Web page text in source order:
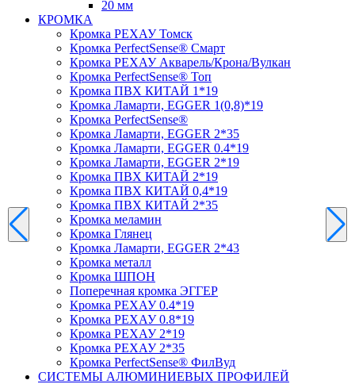
20 мм
КРОМКА
Кромка PЕХАУ Томск
Кромка PerfectSense® Смарт
Кромка PЕХАУ Акварель/Крона/Вулкан
Кромка PerfectSense® Топ
Кромка ПВХ КИТАЙ 1*19
Кромка Ламарти, EGGER 1(0,8)*19
Кромка PerfectSense®
Кромка Ламарти, EGGER 2*35
Кромка Ламарти, EGGER 0.4*19
Кромка Ламарти, EGGER 2*19
Кромка ПВХ КИТАЙ 2*19
Кромка ПВХ КИТАЙ 0,4*19
Кромка ПВХ КИТАЙ 2*35
Кромка меламин
Кромка Глянец
Кромка Ламарти, EGGER 2*43
Кромка металл
Кромка ШПОН
Поперечная кромка ЭГГЕР
Кромка PЕХАУ 0.4*19
Кромка PЕХАУ 0.8*19
Кромка PЕХАУ 2*19
Кромка PЕХАУ 2*35
Кромка PerfectSense® ФилВуд
СИСТЕМЫ АЛЮМИНИЕВЫХ ПРОФИЛЕЙ